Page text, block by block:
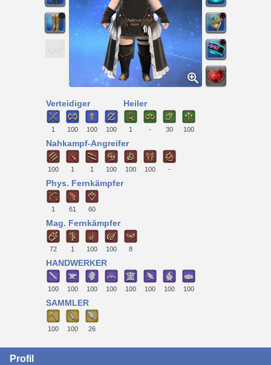
Verteidiger
1 100 100 100
Heiler
1 - 30 100
Nahkampf-Angreifer
100 1 1 100 100 100 -
Phys. Fernkämpfer
1 61 60
Mag. Fernkämpfer
72 1 100 100 8
HANDWERKER
100 100 100 100 100 100 100 100
SAMMLER
100 100 26
Profil